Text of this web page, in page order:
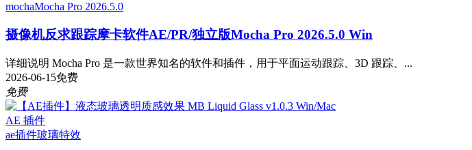
mochaMocha Pro 2026.5.0
摄像机反求跟踪摩卡软件AE/PR/独立版Mocha Pro 2026.5.0 Win
详细说明 Mocha Pro 是一款世界知名的软件和插件，用于平面运动跟踪、3D 跟踪、...
2026-06-15免费
免费
AE 插件
ae插件玻璃特效